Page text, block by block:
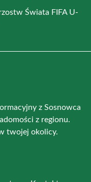
Świata FIFA U-
z Sosnowca
z regionu.
twojej okolicy.